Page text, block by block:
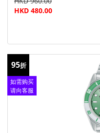
HKD 480.00
95折
如需购买
请向客服